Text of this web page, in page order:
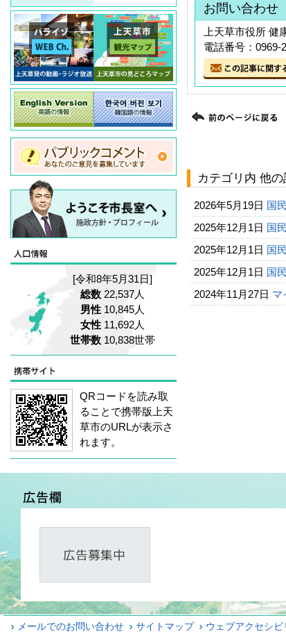
お問い合わせ
上天草市役所
電話番号：0969-
カテゴリ内 他
2026年5月19日 国
2025年12月1日 国
2025年12月1日 国
2025年12月1日 国
2024年11月27日 マ
[令和8年5月31日]
総数 22,537人
男性 10,845人
女性 11,692人
世帯数 10,838世帯
QRコードを読み取
ることで携帯版上天
草市のURLが表示さ
れます。
メールでのお問い合わせ サイトマップ ウェブアクセシビ